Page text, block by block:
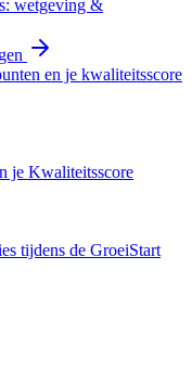
wetgeving &
en je kwaliteitsscore
je Kwaliteitsscore
tijdens de GroeiStart